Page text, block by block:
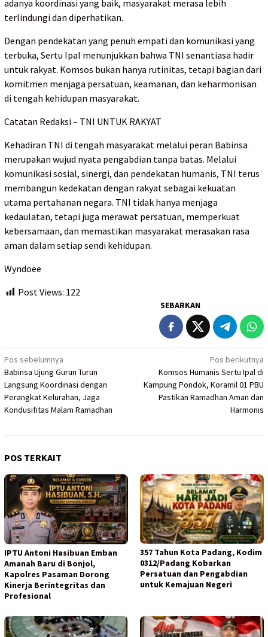
adanya koordinasi yang baik, masyarakat merasa lebih
terlindungi dan diperhatikan.
Dengan pendekatan yang penuh empati dan komunikasi yang
terbuka, Sertu Ipal menunjukkan bahwa TNI senantiasa hadir
untuk rakyat. Komsos bukan hanya rutinitas, tetapi bagian dari
komitmen menjaga persatuan, keamanan, dan keharmonisan
di tengah kehidupan masyarakat.
Catatan Redaksi – TNI UNTUK RAKYAT
Kehadiran TNI di tengah masyarakat melalui peran Babinsa
merupakan wujud nyata pengabdian tanpa batas. Melalui
komunikasi sosial, sinergi, dan pendekatan humanis, TNI terus
membangun kedekatan dengan rakyat sebagai kekuatan
utama pertahanan negara. TNI tidak hanya menjaga
kedaulatan, tetapi juga merawat persatuan, memperkuat
kebersamaan, dan memastikan masyarakat merasakan rasa
aman dalam setiap sendi kehidupan.
Wyndoee
Post Views: 122
SEBARKAN
Navigasi
pos
Pos sebelumnya
Babinsa Ujung Gurun Turun
Langsung Koordinasi dengan
Perangkat Kelurahan, Jaga
Kondusifitas Malam Ramadhan
Pos berikutnya
Komsos Humanis Sertu Ipal di
Kampung Pondok, Koramil 01 PBU
Pastikan Ramadhan Aman dan
Harmonis
POS TERKAIT
IPTU Antoni Hasibuan Emban
Amanah Baru di Bonjol,
Kapolres Pasaman Dorong
Kinerja Berintegritas dan
Profesional
357 Tahun Kota Padang, Kodim
0312/Padang Kobarkan
Persatuan dan Pengabdian
untuk Kemajuan Negeri